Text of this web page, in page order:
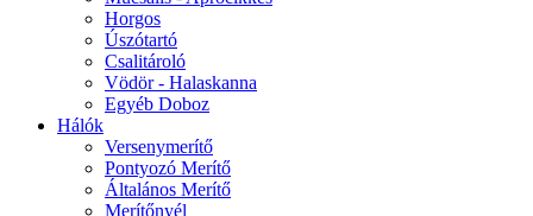
Horgos
Úszótartó
Csalitároló
Vödör - Halaskanna
Egyéb Doboz
Hálók
Versenymerítő
Pontyozó Merítő
Általános Merítő
Merítőnyél